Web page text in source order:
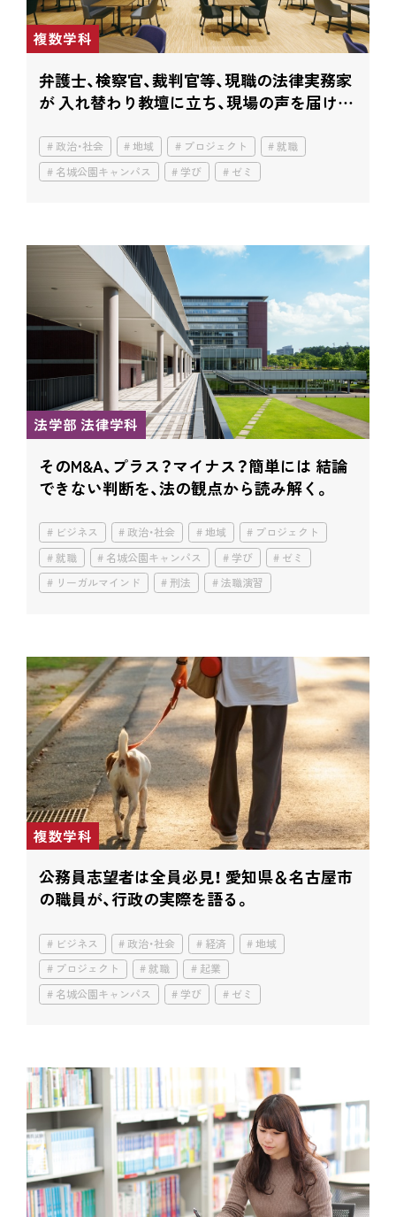
複数学科
弁護士、検察官、裁判官等、現職の法律実務家
が 入れ替わり教壇に立ち、現場の声を届け
政治・社会 地域 プロジェクト
就職
名城公園キャンパス
学び ゼミ
法学部 法律学科
そのM&A、プラス？マイナス？簡単には 結論
できない判断を、法の観点から読み解く。
ビジネス 政治・社会 地域
プロジェクト
就職
名城公園キャンパス 学び
ゼミ
リーガルマインド
刑法 法職演習
複数学科
公務員志望者は全員必見！ 愛知県＆名古屋市
の職員が、行政の実際を語る。
ビジネス 政治・社会 経済
地域
プロジェクト
就職
起業
名城公園キャンパス
学び ゼミ